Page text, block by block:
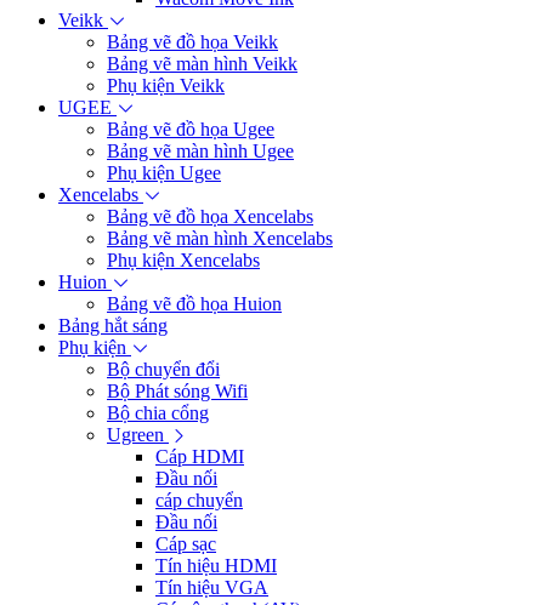
Veikk
Bảng vẽ đồ họa Veikk
Bảng vẽ màn hình Veikk
Phụ kiện Veikk
UGEE
Bảng vẽ đồ họa Ugee
Bảng vẽ màn hình Ugee
Phụ kiện Ugee
Xencelabs
Bảng vẽ đồ họa Xencelabs
Bảng vẽ màn hình Xencelabs
Phụ kiện Xencelabs
Huion
Bảng vẽ đồ họa Huion
Bảng hắt sáng
Phụ kiện
Bộ chuyển đổi
Bộ Phát sóng Wifi
Bộ chia cổng
Ugreen
Cáp HDMI
Đầu nối
cáp chuyển
Đầu nối
Cáp sạc
Tín hiệu HDMI
Tín hiệu VGA